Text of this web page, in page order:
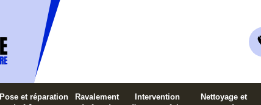
Pose et réparation
Ravalement
Intervention
Nettoyage et